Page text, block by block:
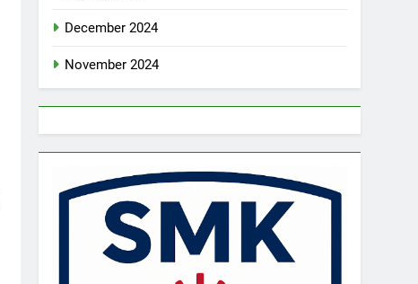
December 2024
November 2024